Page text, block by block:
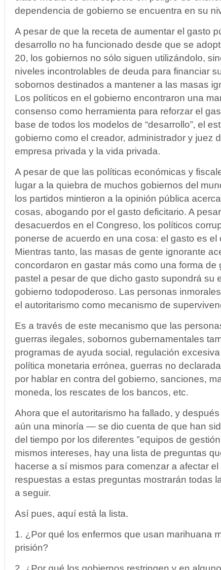
dependencia de gobierno se encuentra en su
A pesar de que la receta de aumentar el gasto
desarrollo no ha funcionado desde que se
20, los gobiernos no sólo siguen utilizándolo,
niveles incontrolables de deuda para financiar
sobornos destinados a mantener a las masas
Los políticos en el gobierno encontraron una
consenso como herramienta para reforzar el
base de todos los modelos de “desarrollo”, el
gobierno como el creador, administrador y juez
empresa privada y la vida privada.
A pesar de que las políticas económicas y
lugar a la quiebra de muchos gobiernos del
los partidos mintieron a la opinión pública
cosas, abogando por el gasto deficitario. A
desacuerdos en el Congreso, los políticos
ponerse de acuerdo en una cosa: el gasto es el
Mientras tanto, las masas de gente ignorante
concordaron en gastar más como una forma de
pastel a pesar de que dicho gasto supondrá su
gobierno todopoderoso. Las personas
el autoritarismo como mecanismo de
Es a través de este mecanismo que las
guerras ilegales, sobornos gubernamentales
programas de ayuda social, regulación
política monetaria errónea, guerras no
por hablar en contra del gobierno, sanciones,
moneda, los rescates de los bancos, etc.
Ahora que el autoritarismo ha fallado, y
aún una minoría — se dio cuenta de que han
del tiempo por los diferentes ”equipos de
mismos intereses, hay una lista de preguntas
hacerse a sí mismos para comenzar a afectar
respuestas a estas preguntas mostrarán todas
a seguir.
Así pues, aquí está la lista.
1. ¿Por qué los enfermos que usan marihuana
prisión?